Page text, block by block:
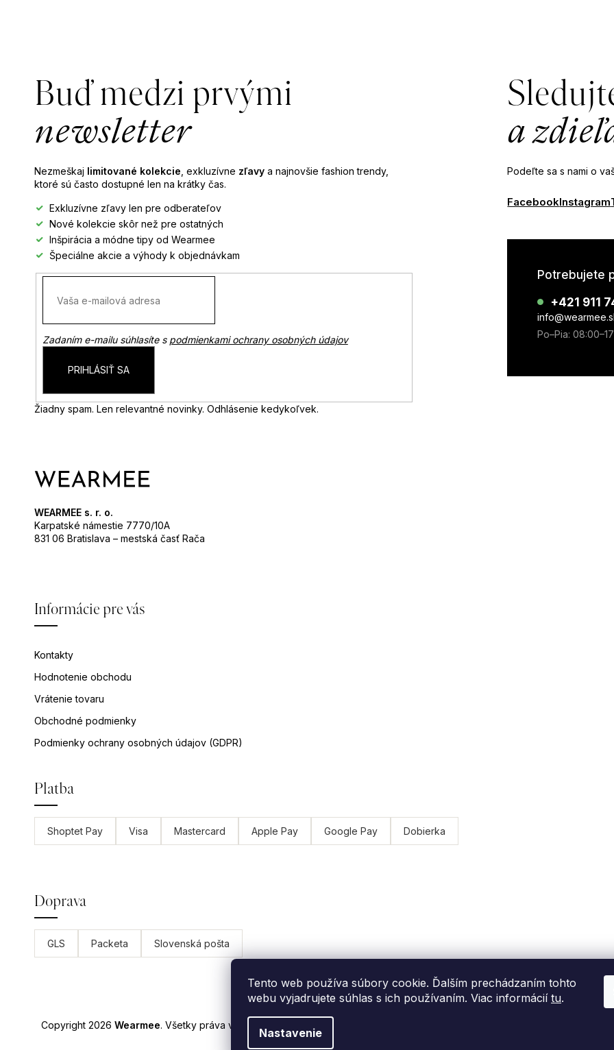
Tento web používa súbory cookie. Ďalším prechádzaním tohto
webu vyjadrujete súhlas s ich používaním. Viac informácií tu.
Nastavenie
Buď medzi prvými
newsletter
Nezmeškaj limitované kolekcie , exkluzívne zľavy a najnovšie fashion trendy,
ktoré sú často dostupné len na krátky čas.
Exkluzívne zľavy len pre odberateľov
Nové kolekcie skôr než pre ostatných
Inšpirácia a módne tipy od Wearmee
Špeciálne akcie a výhody k objednávkam
Zadaním e-mailu súhlasíte s podmienkami ochrany osobných údajov
PRIHLÁSIŤ SA
Žiadny spam. Len relevantné novinky. Odhlásenie kedykoľvek.
a
Podeľte sa s nami o
FacebookInstagram
Potrebujete
+421 911
Po–Pia:
WEARMEE s. r. o.
Karpatské námestie 7770/10A
831 06 Bratislava – mestská časť Rača
Informácie pre vás
Kontakty
Hodnotenie obchodu
Vrátenie tovaru
Obchodné podmienky
Podmienky ochrany osobných údajov (GDPR)
Platba
Shoptet Pay Visa Mastercard Apple Pay Google Pay Dobierka
Doprava
GLS Packeta Slovenská pošta
Copyright 2026 Wearmee. Všetky práva vyhradené.